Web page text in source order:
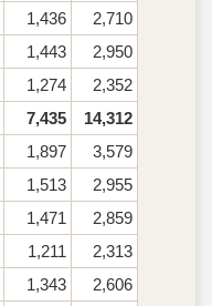
1,436
2,710
1,443
2,950
1,274
2,352
7,435
14,312
1,897
3,579
1,513
2,955
1,471
2,859
1,211
2,313
1,343
2,606